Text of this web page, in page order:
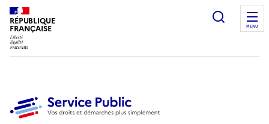
RÉPUBLIQUE
FRANÇAISE
Ouvrir
MENU